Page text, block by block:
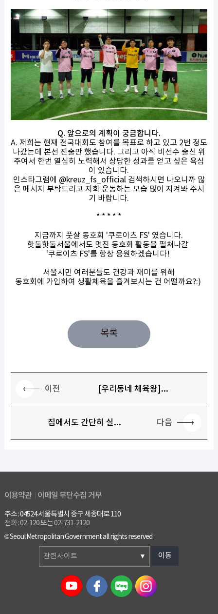
Q. 앞으로의 계획이 궁금합니다.
A. 저희는 현재 전국대회도 참여를 목표로 하고 있고 2번 정도
나갔는데 본선 진출만 했습니다. 그리고 아직 비선수 출신 위
주여서 한번 열심히 노력해서 상당한 성과를 얻고 싶은 욕심
이 있습니다.
인스타그램에 @kreuz_fs_official 검색하시면 나오니까 많
은 메시지 부탁드리고 저희 운동하는 모습 많이 지켜봐 주시
기 바랍니다.
* * * * *
지금까지 풋살 동호회 '쿠로이츠 FS' 였습니다.
핫둘핫둘서울에서도 멋진 동호회 활동을 펼쳐나갈
'쿠로이츠 FS'를 항상 응원하겠습니다!
서울시민 여러분들도 건강과 재미를 위해
동호회에 가입하여 생활체육을 즐겨보시는 건 어떨까요?:)
목록
이전 [우리동네 체육왕]...
집에서도 간단히 실... 다음
이용약관 이메일 무단수집 거부
주소 : 04524 서울특별시 중구 세종대로 110
전화 : 02-120 또는 02-731-2120
© Seoul Metropolitan Government all rights reserved
관련사이트 이동